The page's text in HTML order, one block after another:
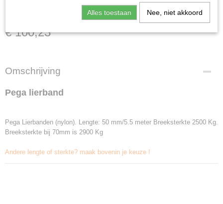
Pega lierband
€ 100,23
Omschrijving
Pega lierband
Pega Lierbanden (nylon). Lengte: 50 mm/5.5 meter Breeksterkte 2500 Kg.
Breeksterkte bij 70mm is 2900 Kg
Andere lengte of sterkte? maak bovenin je keuze !
Alles toestaan Nee, niet akkoord